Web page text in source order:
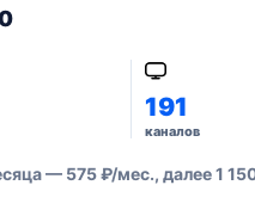
191
каналов
— 575 ₽/мес., далее 1